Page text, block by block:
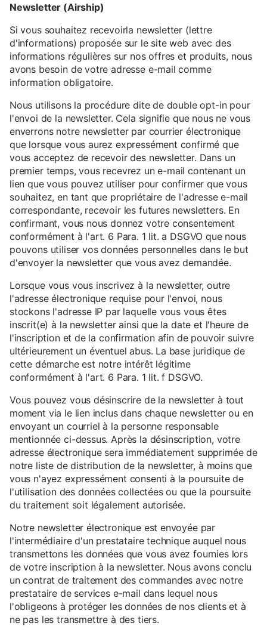
Newsletter (Airship)
Si vous souhaitez recevoirla newsletter (lettre
d'informations) proposée sur le site web avec des
informations régulières sur nos offres et produits, nous
avons besoin de votre adresse e-mail comme
information obligatoire.
Nous utilisons la procédure dite de double opt-in pour
l'envoi de la newsletter. Cela signifie que nous ne vous
enverrons notre newsletter par courrier électronique
que lorsque vous aurez expressément confirmé que
vous acceptez de recevoir des newsletter. Dans un
premier temps, vous recevrez un e-mail contenant un
lien que vous pouvez utiliser pour confirmer que vous
souhaitez, en tant que propriétaire de l'adresse e-mail
correspondante, recevoir les futures newsletters. En
confirmant, vous nous donnez votre consentement
conformément à l'art. 6 Para. 1 lit. a DSGVO que nous
pouvons utiliser vos données personnelles dans le but
d'envoyer la newsletter que vous avez demandée.
Lorsque vous vous inscrivez à la newsletter, outre
l'adresse électronique requise pour l'envoi, nous
stockons l'adresse IP par laquelle vous vous êtes
inscrit(e) à la newsletter ainsi que la date et l'heure de
l'inscription et de la confirmation afin de pouvoir suivre
ultérieurement un éventuel abus. La base juridique de
cette démarche est notre intérêt légitime
conformément à l'art. 6 Para. 1 lit. f DSGVO.
Vous pouvez vous désinscrire de la newsletter à tout
moment via le lien inclus dans chaque newsletter ou en
envoyant un courriel à la personne responsable
mentionnée ci-dessus. Après la désinscription, votre
adresse électronique sera immédiatement supprimée de
notre liste de distribution de la newsletter, à moins que
vous n'ayez expressément consenti à la poursuite de
l'utilisation des données collectées ou que la poursuite
du traitement soit légalement autorisée.
Notre newsletter électronique est envoyée par
l'intermédiaire d'un prestataire technique auquel nous
transmettons les données que vous avez fournies lors
de votre inscription à la newsletter. Nous avons conclu
un contrat de traitement des commandes avec notre
prestataire de services e-mail dans lequel nous
l'obligeons à protéger les données de nos clients et à
ne pas les transmettre à des tiers.